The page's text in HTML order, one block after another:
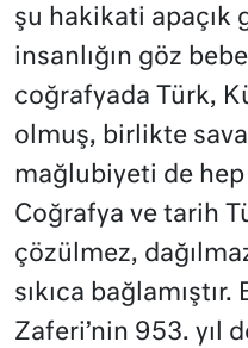
şu hakikati apaçık
insanlığın göz
coğrafyada Türk,
olmuş, birlikte
mağlubiyeti de hep
Coğrafya ve tarih
çözülmez,
sıkıca
Zaferi’nin 953. yıl